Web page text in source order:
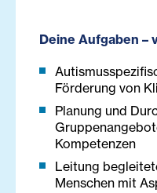
Deine Aufgaben –
Förderung von
Planung und
Kompetenzen
Leitung
Menschen mit